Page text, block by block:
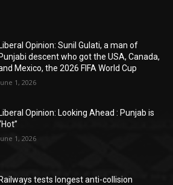
Liberal Opinion: Sunil Gulati, a man of
Punjabi descent who got the USA, Canada,
Mexico, the 2026 FIFA World Cup
1, 2026
Opinion: Looking Ahead : Punjab is
1, 2026
Railways tests longest anti-collision